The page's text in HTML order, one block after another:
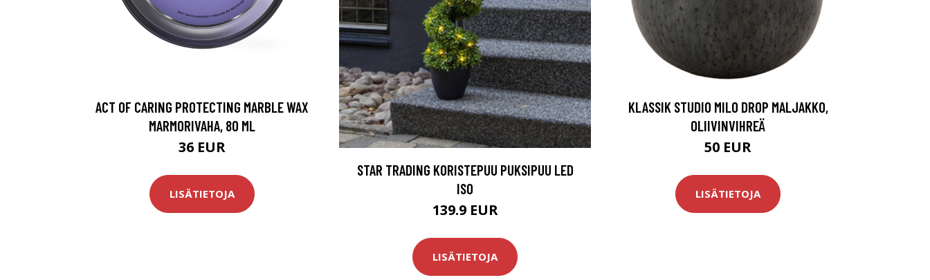
ACT OF CARING PROTECTING MARBLE WAX
MARMORIVAHA, 80 ML
36 EUR
LISÄTIETOJA
STAR TRADING KORISTEPUU PUKSIPUU LED
ISO
139.9 EUR
LISÄTIETOJA
KLASSIK STUDIO MILO DROP MALJAKKO,
OLIIVINVIHREÄ
50 EUR
LISÄTIETOJA